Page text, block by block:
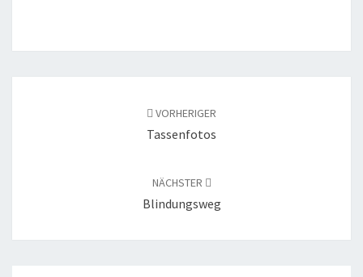
VORHERIGER
Tassenfotos
NÄCHSTER
Blindungsweg